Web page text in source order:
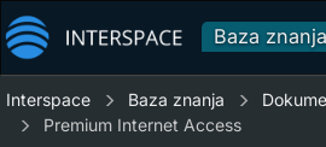
Baza znanja
Interspace Baza znanja
Premium Internet Access